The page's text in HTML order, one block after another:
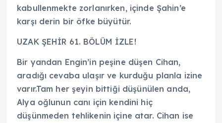
kabullenmekte zorlanırken, içinde Şahin’e
karşı derin bir öfke büyütür.
UZAK ŞEHİR 61. BÖLÜM İZLE!
Bir yandan Engin’in peşine düşen Cihan,
aradığı cevaba ulaşır ve kurduğu planla izine
varır.Tam her şeyin bittiği düşünülen anda,
Alya oğlunun canı için kendini hiç
düşünmeden tehlikenin içine atar. Cihan ise